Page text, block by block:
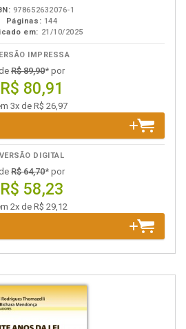
978652632076-1
Páginas: 144
em: 21/10/2025
IMPRESSA
de R$ 89,90* por
R$ 80,91
3x de R$ 26,97
VERSÃO DIGITAL
de R$ 64,70* por
R$ 58,23
2x de R$ 29,12